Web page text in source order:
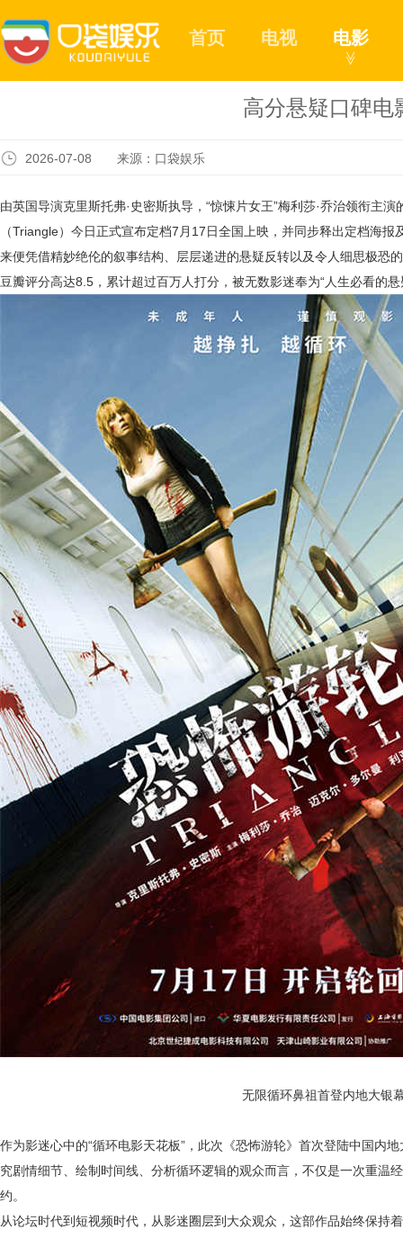
首页 电视 电影
≫
高分悬疑口碑电
2026-07-08 来源：口袋娱乐
由英国导演克里斯托弗·史密斯执导， “惊悚片女王”梅利莎·乔治领衔主演
（Triangle） 今日正式宣布定档7月17日全国上映，并同步释出定档海
来便凭借精妙绝伦的叙事结构、层层递进的悬疑反转以及令人细思极恐
豆瓣评分高达8.5，累计超过百万人打分，被无数影迷奉为“人生必看的悬
无限循环鼻祖首登内地大银
作为影迷心中的“循环电影天花板”，此次《恐怖游轮》首次登陆中国内
究剧情细节、绘制时间线、分析循环逻辑的观众而言，不仅是一次重温
约。
从论坛时代到短视频时代，从影迷圈层到大众观众，这部作品始终保持